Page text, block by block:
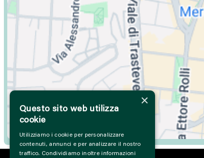
×
Questo sito web utilizza
cookie
Utilizziamo i cookie per personalizzare
contenuti, annunci e per analizzare il nostro
traffico. Condividiamo inoltre informazioni